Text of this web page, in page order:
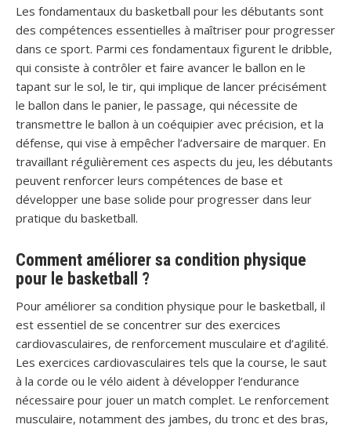
Les fondamentaux du basketball pour les débutants sont
des compétences essentielles à maîtriser pour progresser
dans ce sport. Parmi ces fondamentaux figurent le dribble,
qui consiste à contrôler et faire avancer le ballon en le
tapant sur le sol, le tir, qui implique de lancer précisément
le ballon dans le panier, le passage, qui nécessite de
transmettre le ballon à un coéquipier avec précision, et la
défense, qui vise à empêcher l’adversaire de marquer. En
travaillant régulièrement ces aspects du jeu, les débutants
peuvent renforcer leurs compétences de base et
développer une base solide pour progresser dans leur
pratique du basketball.
Comment améliorer sa condition physique
pour le basketball ?
Pour améliorer sa condition physique pour le basketball, il
est essentiel de se concentrer sur des exercices
cardiovasculaires, de renforcement musculaire et d’agilité.
Les exercices cardiovasculaires tels que la course, le saut
à la corde ou le vélo aident à développer l’endurance
nécessaire pour jouer un match complet. Le renforcement
musculaire, notamment des jambes, du tronc et des bras,